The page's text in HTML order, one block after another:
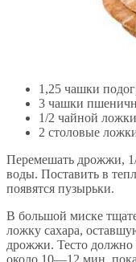
1,25 чашки
3 чашки
1/2 чайной
2 столовые
Перемешать дрожжи,
воды. Поставить в
появятся пузырьки.
В большой миске
ложку сахара,
дрожжи. Тесто